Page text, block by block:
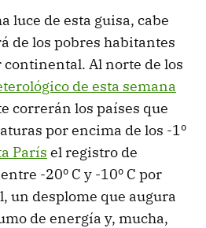
luce de esta guisa, cabe
de los pobres habitantes
Al norte de los
de esta semana
correrán los países que
por encima de los -1º
París el registro de
-20º C y -10º C por
un desplome que augura
de energía y, mucha,